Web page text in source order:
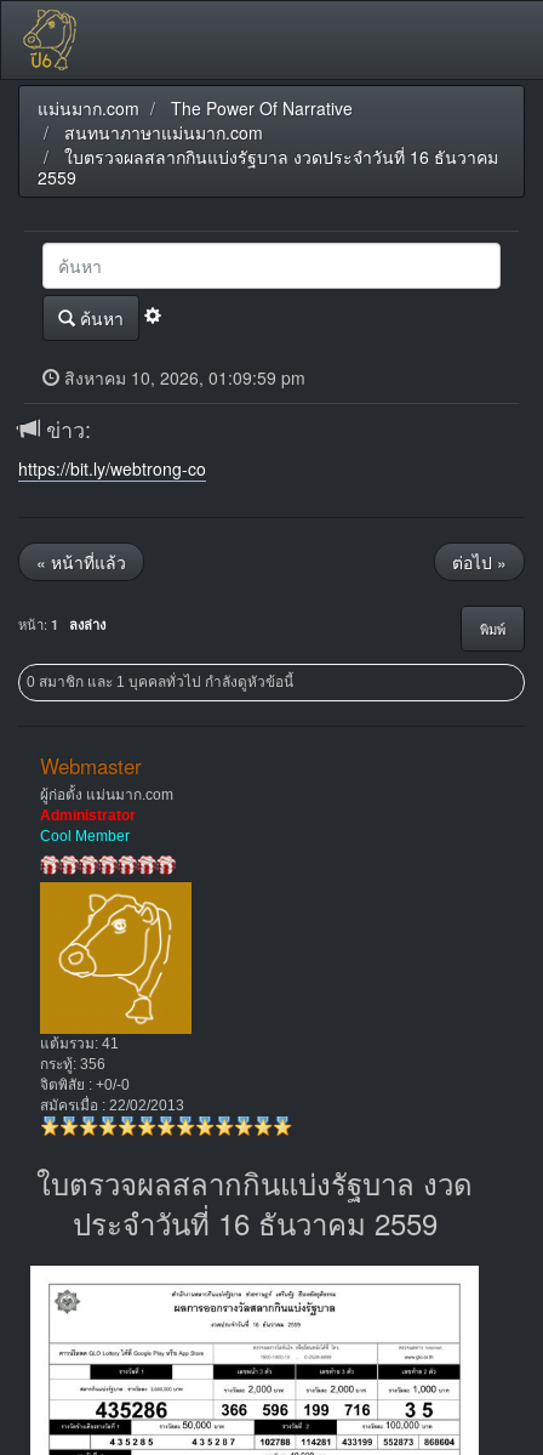
แม่นมาก.com
The Power Of Narrative
สนทนาภาษาแม่นมาก.com
ใบตรวจผลสลากกินแบ่งรัฐบาล งวดประจำวันที่ 16 ธันวาคม
2559
ค้นหา
สิงหาคม 10, 2026, 01:09:59 pm
ข่าว:
https://bit.ly/webtrong-co
« หน้าที่แล้ว ต่อไป »
พิมพ์
หน้า: 1 ลงล่าง
0 สมาชิก และ 1 บุคคลทั่วไป กำลังดูหัวข้อนี้
Webmaster
ผู้ก่อตั้ง แม่นมาก.com
Administrator
Cool Member
แต้มรวม: 41
กระทู้: 356
จิตพิสัย : +0/-0
สมัครเมื่อ : 22/02/2013
ใบตรวจผลสลากกินแบ่งรัฐบาล งวด
ประจำวันที่ 16 ธันวาคม 2559